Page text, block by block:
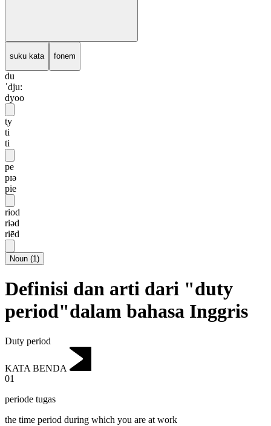
suku kata fonem
du
ˈdju:
dyoo
ty
ti
ti
pe
pɪə
pie
riod
riəd
riēd
Noun (1)
Definisi dan arti dari "duty
period"dalam bahasa Inggris
Duty period
KATA BENDA
01
periode tugas
the time period during which you are at work